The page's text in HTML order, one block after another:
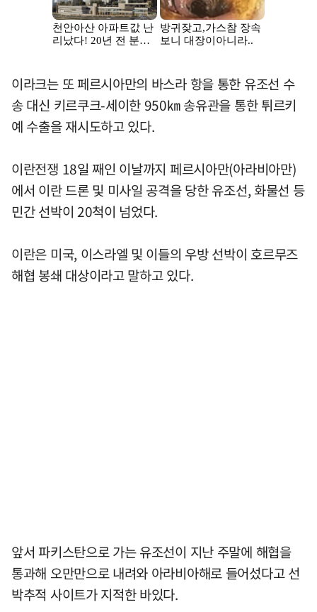
이라크는 또 페르시아만의 바스라 항을 통한 유조선 수
송 대신 키르쿠크-세이한 950㎞ 송유관을 통한 튀르키
예 수출을 재시도하고 있다.
이란전쟁 18일 째인 이날까지 페르시아만(아라비아만)
에서 이란 드론 및 미사일 공격을 당한 유조선, 화물선 등
민간 선박이 20척이 넘었다.
이란은 미국, 이스라엘 및 이들의 우방 선박이 호르무즈
해협 봉쇄 대상이라고 말하고 있다.
앞서 파키스탄으로 가는 유조선이 지난 주말에 해협을
통과해 오만만으로 내려와 아라비아해로 들어섰다고 선
박추적 사이트가 지적한 바있다.